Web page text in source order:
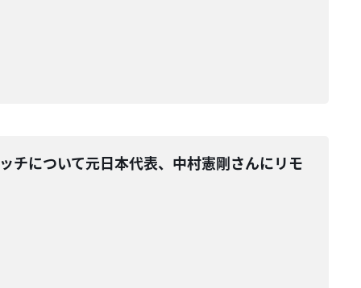
について元日本代表、中村憲剛さんにリモ